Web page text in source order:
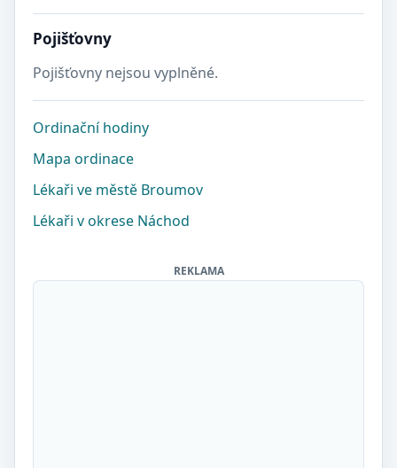
Pojišťovny
Pojišťovny nejsou vyplněné.
Ordinační hodiny
Mapa ordinace
Lékaři ve městě Broumov
Lékaři v okrese Náchod
REKLAMA